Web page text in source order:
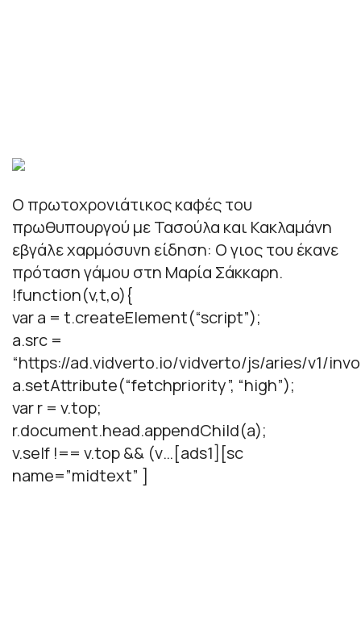
Ο πρωτοχρονιάτικος καφές του
πρωθυπουργού με Τασούλα και Κακλαμάνη
εβγάλε χαρμόσυνη είδηση: Ο γιος του έκανε
πρόταση γάμου στη Μαρία Σάκκαρη.
!function(v,t,o){
var a = t.createElement(“script”);
a.src =
“https://ad.vidverto.io/vidverto/js/aries/v1/
a.setAttribute(“fetchpriority”, “high”);
var r = v.top;
r.document.head.appendChild(a);
v.self !== v.top && (v…[ads1][sc
name=”midtext” ]